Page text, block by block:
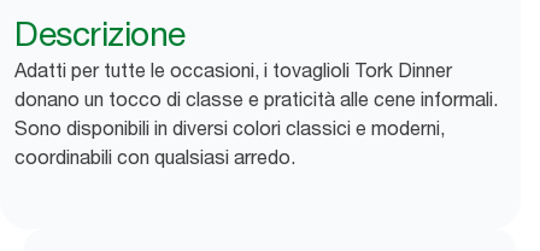
Descrizione
Adatti per tutte le occasioni, i tovaglioli Tork Dinner
donano un tocco di classe e praticità alle cene informali.
Sono disponibili in diversi colori classici e moderni,
coordinabili con qualsiasi arredo.